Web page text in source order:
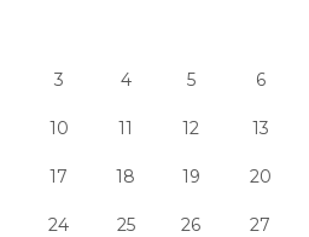
3 4 5 6
10 11 12 13
17 18 19 20
24 25 26 27